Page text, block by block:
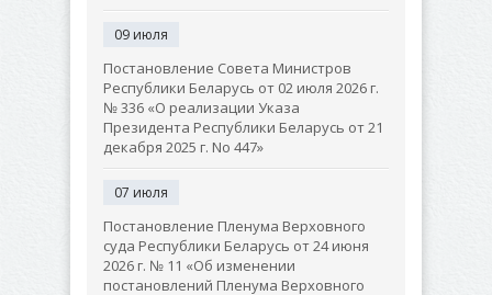
09 июля
Постановление Совета Министров
Республики Беларусь от 02 июля 2026 г.
№ 336 «О реализации Указа
Президента Республики Беларусь от 21
декабря 2025 г. No 447»
07 июля
Постановление Пленума Верховного
суда Республики Беларусь от 24 июня
2026 г. № 11 «Об изменении
постановлений Пленума Верховного